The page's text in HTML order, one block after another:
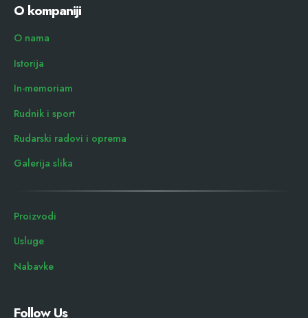
O kompaniji
O nama
Istorija
In-memoriam
Rudnik i sport
Rudarski radovi i oprema
Galerija slika
Proizvodi
Usluge
Nabavke
Follow Us